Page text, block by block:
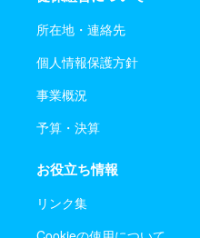
所在地・連絡先
個人情報保護方針
事業概況
予算・決算
お役立ち情報
リンク集